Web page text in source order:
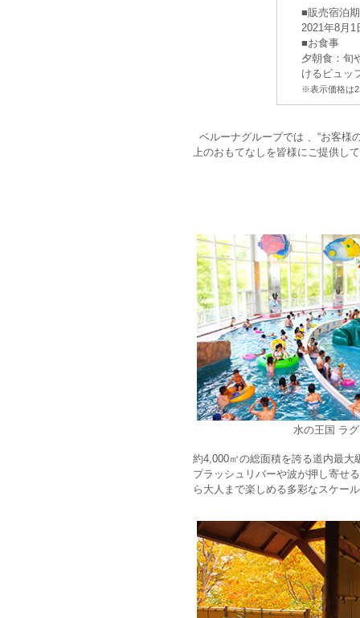
■販売宿泊
2021年8月1
■お食事
夕朝食：旬
けるビュッ
※表示価格は2
ベルーナグループでは 、“お客様
上のおもてなしを皆様にご提供し
水の王国 ラ
約4,000㎡の総面積を誇る道内最
プラッシュリバーや波が押し寄せ
ら大人まで楽しめる多彩なスケー